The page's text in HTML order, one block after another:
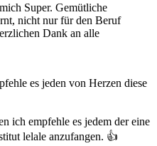
Super. Gemütliche
nicht nur für den Beruf
Dank an alle
es jeden von Herzen diese
ich empfehle es jedem der eine
lelale anzufangen. 👍